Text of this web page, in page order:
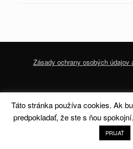
Zásady ochrany osobých údajov
podmienky
SiteOrigin
Táto stránka používa cookies. Ak
predpokladať, že ste s ňou spokojní.
PRIJAŤ